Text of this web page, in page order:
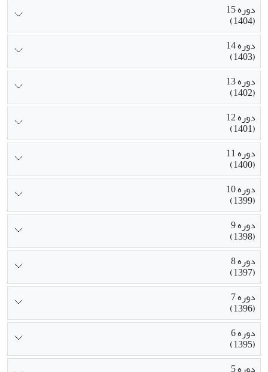
دوره 15
(1404)
دوره 14
(1403)
دوره 13
(1402)
دوره 12
(1401)
دوره 11
(1400)
دوره 10
(1399)
دوره 9
(1398)
دوره 8
(1397)
دوره 7
(1396)
دوره 6
(1395)